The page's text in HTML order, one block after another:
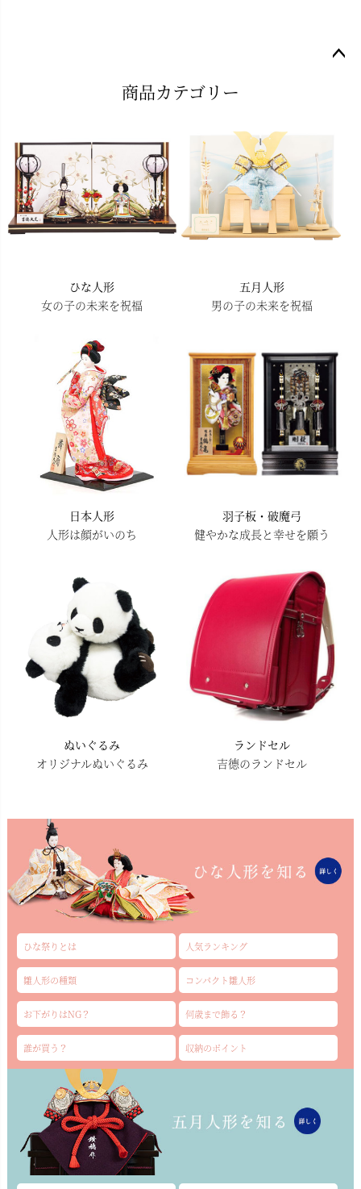
商品カテゴリー
ひな人形
女の子の未来を祝福
五月人形
男の子の未来を祝福
日本人形
人形は顔がいのち
羽子板・破魔弓
健やかな成長と幸せを願う
ぬいぐるみ
オリジナルぬいぐるみ
ランドセル
吉德のランドセル
ひな祭りとは 人気ランキング
雛人形の種類 コンパクト雛人形
お下がりはNG？ 何歳まで飾る？
誰が買う？ 収納のポイント